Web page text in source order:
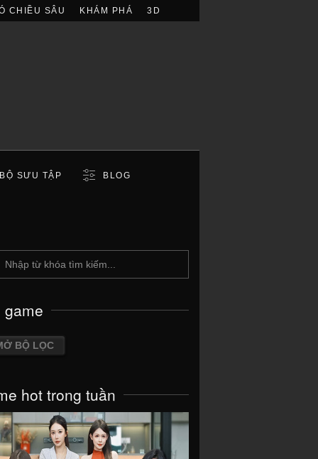
CHIỀU SÂU KHÁM PHÁ 3D
BỘ SƯU TẬP BLOG
game
BỘ LỌC
hot trong tuần